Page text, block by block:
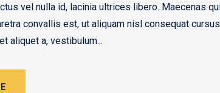
vel nulla id, lacinia ultrices libero. Maecenas
convallis est, ut aliquam nisl consequat
aliquet a, vestibulum...